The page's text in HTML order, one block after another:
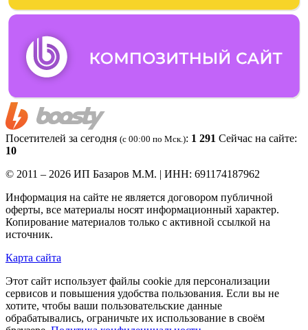
Посетителей за сегодня (c 00:00 по Мск.): 1 291 Сейчас на сайте:
10
© 2011 – 2026 ИП Базаров М.М. | ИНН: 691174187962
Информация на сайте не является договором публичной
оферты, все материалы носят информационный характер.
Копирование материалов только с активной ссылкой на
источник.
Карта сайта
Этот сайт использует файлы cookie для персонализации
сервисов и повышения удобства пользования. Если вы не
хотите, чтобы ваши пользовательские данные
обрабатывались, ограничьте их использование в своём